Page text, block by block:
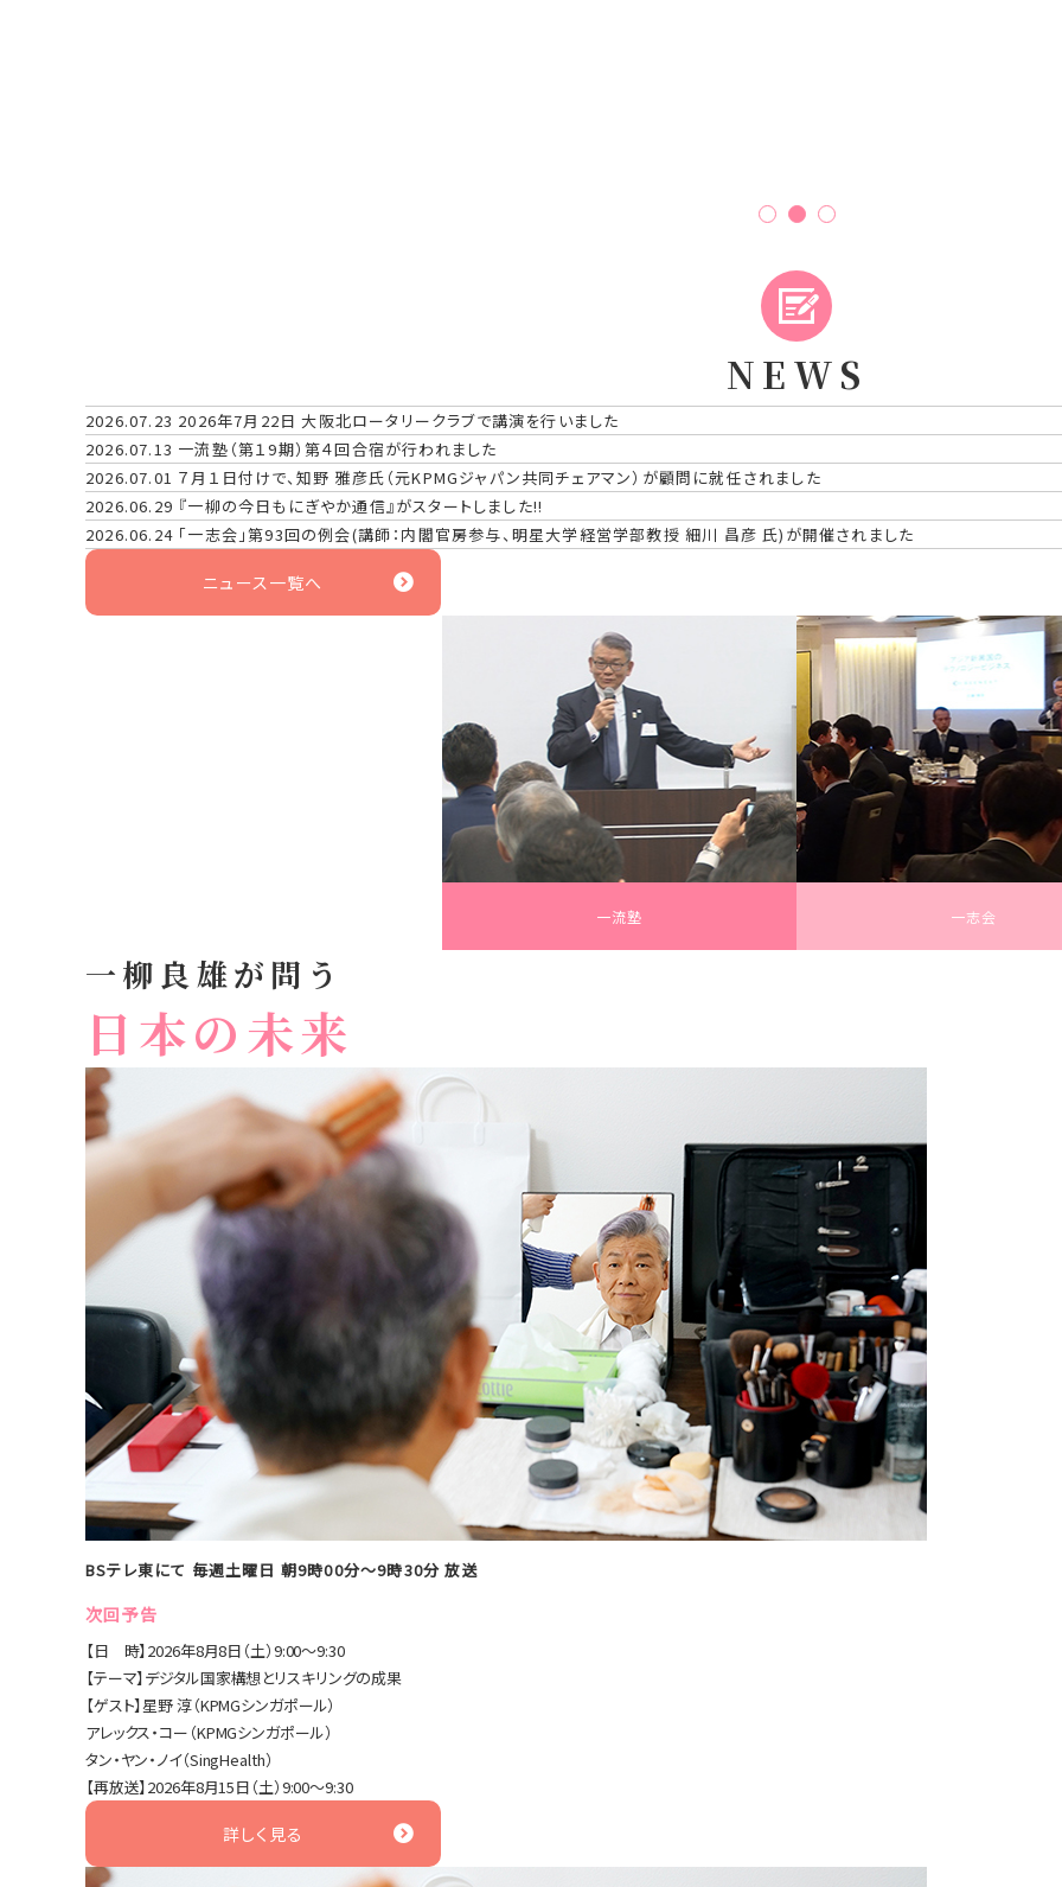
NEWS
2026.07.23 2026年7月22日 大阪北ロータリークラブで講演を行いました
2026.07.13 一流塾（第１9期）第４回合宿が行われました
2026.07.01 ７月１日付けで、知野 雅彦氏（元KPMGジャパン共同チェアマン）が顧問に就任されました
2026.06.29 『一柳の今日もにぎやか通信』がスタートしました!!
2026.06.24 「一志会」第93回の例会(講師：内閣官房参与、明星大学経営学部教授 細川 昌彦 氏)が開催されました
ニュース一覧へ
一流塾 一志会
一柳良雄が問う
日本の未来
BSテレ東にて 毎週土曜日 朝9時00分〜9時30分 放送
次回予告
【日 時】2026年8月8日（土）9:00～9:30
【テーマ】デジタル国家構想とリスキリングの成果
【ゲスト】星野 淳（KPMGシンガポール）
アレックス・コー（KPMGシンガポール）
タン・ヤン・ノイ（SingHealth）
【再放送】2026年8月15日（土）9:00～9:30
詳しく見る